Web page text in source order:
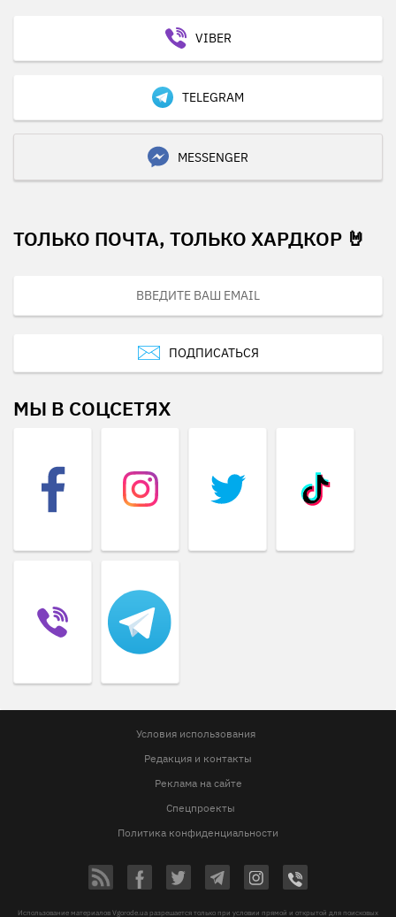
VIBER
TELEGRAM
MESSENGER
ТОЛЬКО ПОЧТА, ТОЛЬКО ХАРДКОР 🤘
ПОДПИСАТЬСЯ
МЫ В СОЦСЕТЯХ
Условия использования
Редакция и контакты
Реклама на сайте
Спецпроекты
Политика конфиденциальности
Использование материалов Vgorode.ua разрешается только при условии прямой и открытой для поисковых